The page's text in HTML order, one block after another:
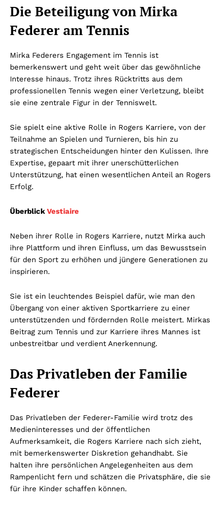
Die Beteiligung von Mirka
Federer am Tennis
Mirka Federers Engagement im Tennis ist
bemerkenswert und geht weit über das gewöhnliche
Interesse hinaus. Trotz ihres Rücktritts aus dem
professionellen Tennis wegen einer Verletzung, bleibt
sie eine zentrale Figur in der Tenniswelt.
Sie spielt eine aktive Rolle in Rogers Karriere, von der
Teilnahme an Spielen und Turnieren, bis hin zu
strategischen Entscheidungen hinter den Kulissen. Ihre
Expertise, gepaart mit ihrer unerschütterlichen
Unterstützung, hat einen wesentlichen Anteil an Rogers
Erfolg.
Überblick Vestiaire
Neben ihrer Rolle in Rogers Karriere, nutzt Mirka auch
ihre Plattform und ihren Einfluss, um das Bewusstsein
für den Sport zu erhöhen und jüngere Generationen zu
inspirieren.
Sie ist ein leuchtendes Beispiel dafür, wie man den
Übergang von einer aktiven Sportkarriere zu einer
unterstützenden und fördernden Rolle meistert. Mirkas
Beitrag zum Tennis und zur Karriere ihres Mannes ist
unbestreitbar und verdient Anerkennung.
Das Privatleben der Familie
Federer
Das Privatleben der Federer-Familie wird trotz des
Medieninteresses und der öffentlichen
Aufmerksamkeit, die Rogers Karriere nach sich zieht,
mit bemerkenswerter Diskretion gehandhabt. Sie
halten ihre persönlichen Angelegenheiten aus dem
Rampenlicht fern und schätzen die Privatsphäre, die sie
für ihre Kinder schaffen können.